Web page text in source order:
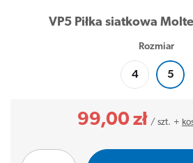
VP5 Piłka siatkowa
Rozmiar
4 5
99,00 zł / szt. +